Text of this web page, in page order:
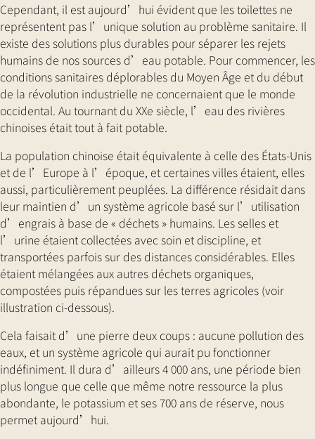
Cependant, il est aujourd’hui évident que les toilettes ne
représentent pas l’unique solution au problème sanitaire. Il
existe des solutions plus durables pour séparer les rejets
humains de nos sources d’eau potable. Pour commencer, les
conditions sanitaires déplorables du Moyen Âge et du début
de la révolution industrielle ne concernaient que le monde
occidental. Au tournant du XXe siècle, l’eau des rivières
chinoises était tout à fait potable.
La population chinoise était équivalente à celle des États-Unis
et de l’Europe à l’époque, et certaines villes étaient, elles
aussi, particulièrement peuplées. La différence résidait dans
leur maintien d’un système agricole basé sur l’utilisation
d’engrais à base de « déchets » humains. Les selles et
l’urine étaient collectées avec soin et discipline, et
transportées parfois sur des distances considérables. Elles
étaient mélangées aux autres déchets organiques,
compostées puis répandues sur les terres agricoles (voir
illustration ci-dessous).
Cela faisait d’une pierre deux coups : aucune pollution des
eaux, et un système agricole qui aurait pu fonctionner
indéfiniment. Il dura d’ailleurs 4 000 ans, une période bien
plus longue que celle que même notre ressource la plus
abondante, le potassium et ses 700 ans de réserve, nous
permet aujourd’hui.